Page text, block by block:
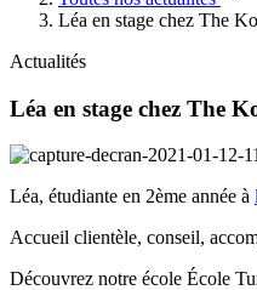
Léa en stage chez The
Actualités
Léa en stage chez The
Léa, étudiante en 2ème année à
Accueil clientèle, conseil,
Découvrez notre école École